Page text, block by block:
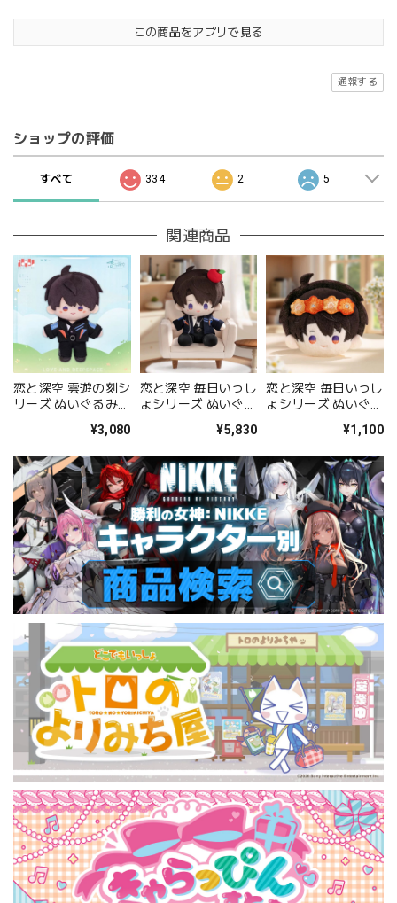
この商品をアプリで見る
通報する
ショップの評価
すべて 334 2 5
関連商品
恋と深空 雲遊の刻シ
リーズ ぬいぐるみ
¥3,080
恋と深空 毎日いっし
ょシリーズ ぬいぐる
¥5,830
恋と深空 毎日いっし
ょシリーズ ぬいぐる
¥1,100